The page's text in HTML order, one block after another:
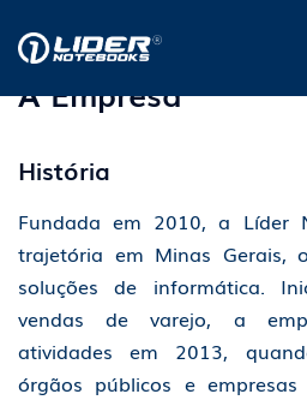
A Empresa
História
Fundada em 2010, a Líder
trajetória em Minas Gerais,
soluções de informática.
vendas de varejo, a
atividades em 2013,
órgãos públicos e